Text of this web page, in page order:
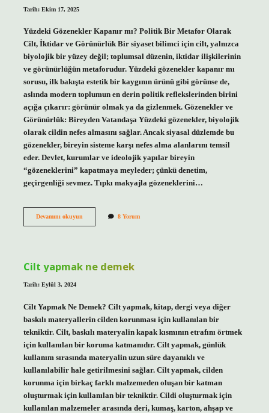
Tarih: Ekim 17, 2025
Yüzdeki Gözenekler Kapanır mı? Politik Bir Metafor Olarak
Cilt, İktidar ve Görünürlük Bir siyaset bilimci için cilt, yalnızca
biyolojik bir yüzey değil; toplumsal düzenin, iktidar ilişkilerinin
ve görünürlüğün metaforudur. Yüzdeki gözenekler kapanır mı
sorusu, ilk bakışta estetik bir kaygının ürünü gibi görünse de,
aslında modern toplumun en derin politik reflekslerinden birini
açığa çıkarır: görünür olmak ya da gizlenmek. Gözenekler ve
Görünürlük: Bireyden Vatandaşa Yüzdeki gözenekler, biyolojik
olarak cildin nefes almasını sağlar. Ancak siyasal düzlemde bu
gözenekler, bireyin sisteme karşı nefes alma alanlarını temsil
eder. Devlet, kurumlar ve ideolojik yapılar bireyin
“gözeneklerini” kapatmaya meyleder; çünkü denetim,
geçirgenliği sevmez. Tıpkı makyajla gözeneklerini…
Devamını okuyunYüzdeki
8 Yorum
Cilt yapmak ne demek
Tarih: Eylül 3, 2024
Cilt Yapmak Ne Demek? Cilt yapmak, kitap, dergi veya diğer
baskılı materyallerin cilden korunması için kullanılan bir
tekniktir. Cilt, baskılı materyalin kapak kısmının etrafını örtmek
için kullanılan bir koruma katmanıdır. Cilt yapmak, günlük
kullanım sırasında materyalin uzun süre dayanıklı ve
kullanılabilir hale getirilmesini sağlar. Cilt yapmak, cilden
korunma için birkaç farklı malzemeden oluşan bir katman
oluşturmak için kullanılan bir tekniktir. Cildi oluşturmak için
kullanılan malzemeler arasında deri, kumaş, karton, ahşap ve